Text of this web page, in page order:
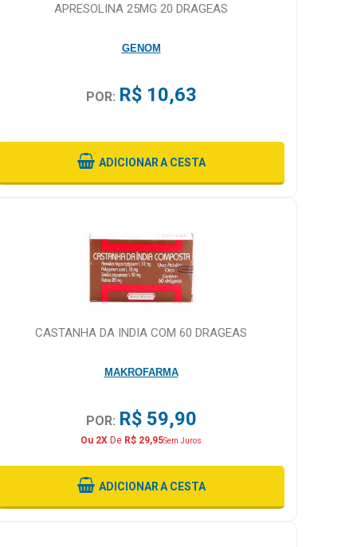
APRESOLINA 25MG 20 DRAGEAS
GENOM
POR: R$ 10,63
ADICIONARA CESTA
CASTANHA DA INDIA COM 60 DRAGEAS
MAKROFARMA
POR: R$ 59,90
Ou 2X De R$ 29,95Sem Juros
ADICIONARA CESTA